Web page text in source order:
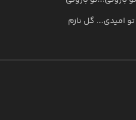
تو امیدی... گل نازم